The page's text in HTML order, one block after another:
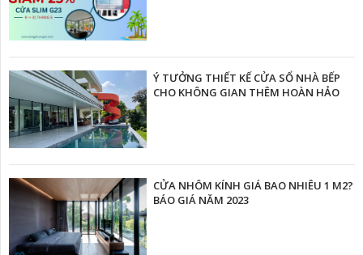
Ý TƯỞNG THIẾT KẾ CỬA SỔ NHÀ BẾP
CHO KHÔNG GIAN THÊM HOÀN HẢO
CỬA NHÔM KÍNH GIÁ BAO NHIÊU 1 M2?
BÁO GIÁ NĂM 2023